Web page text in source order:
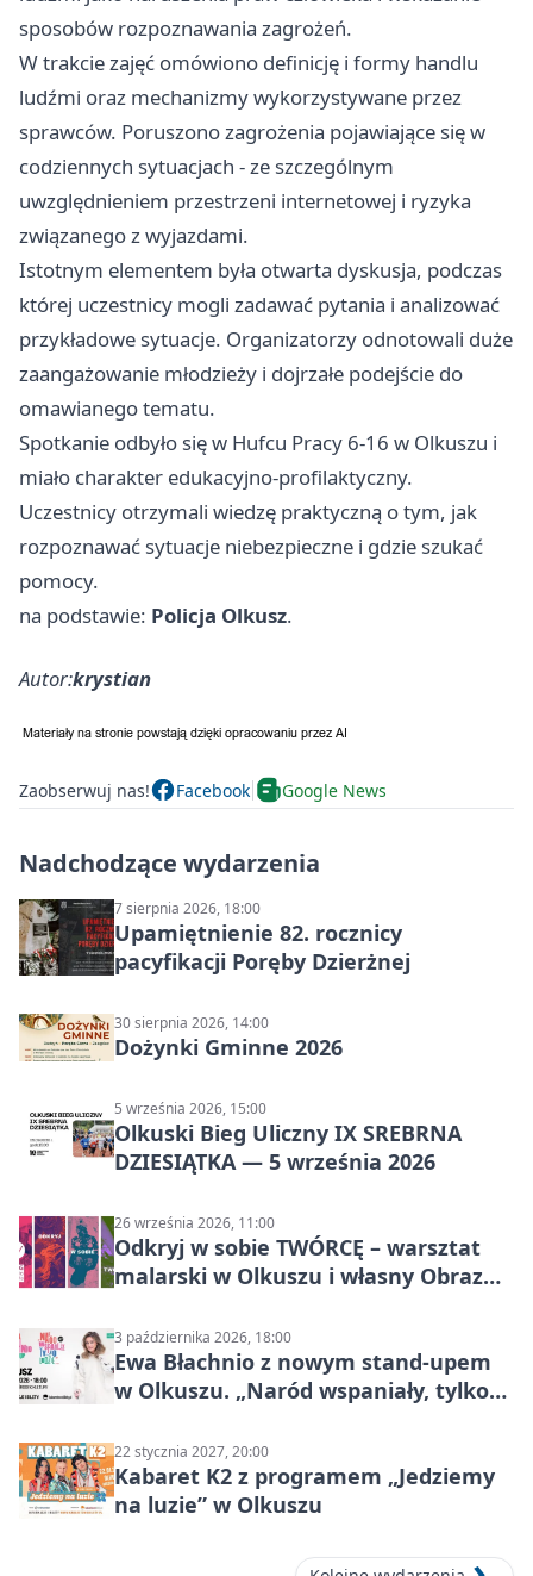
sposobów rozpoznawania zagrożeń.
W trakcie zajęć omówiono definicję i formy handlu
ludźmi oraz mechanizmy wykorzystywane przez
sprawców. Poruszono zagrożenia pojawiające się w
codziennych sytuacjach - ze szczególnym
uwzględnieniem przestrzeni internetowej i ryzyka
związanego z wyjazdami.
Istotnym elementem była otwarta dyskusja, podczas
której uczestnicy mogli zadawać pytania i analizować
przykładowe sytuacje. Organizatorzy odnotowali duże
zaangażowanie młodzieży i dojrzałe podejście do
omawianego tematu.
Spotkanie odbyło się w Hufcu Pracy 6-16 w Olkuszu i
miało charakter edukacyjno-profilaktyczny.
Uczestnicy otrzymali wiedzę praktyczną o tym, jak
rozpoznawać sytuacje niebezpieczne i gdzie szukać
pomocy.
na podstawie: Policja Olkusz.
Autor:krystian
Zaobserwuj nas! Facebook Google News
Nadchodzące wydarzenia
7 sierpnia 2026, 18:00
Upamiętnienie 82. rocznicy
pacyfikacji Poręby Dzierżnej
30 sierpnia 2026, 14:00
Dożynki Gminne 2026
5 września 2026, 15:00
Olkuski Bieg Uliczny IX SREBRNA
DZIESIĄTKA — 5 września 2026
26 września 2026, 11:00
Odkryj w sobie TWÓRCĘ – warsztat
malarski w Olkuszu i własny Obraz
3 października 2026, 18:00
Ewa Błachnio z nowym stand-upem
w Olkuszu. „Naród wspaniały, tylko
22 stycznia 2027, 20:00
Kabaret K2 z programem „Jedziemy
na luzie” w Olkuszu